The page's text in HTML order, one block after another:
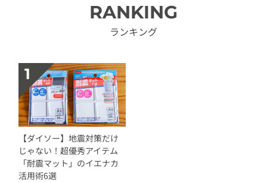
RANKING
ランキング
【ダイソー】地震対策だけ
じゃない！超優秀アイテム
「耐震マット」のイエナカ
活用術6選